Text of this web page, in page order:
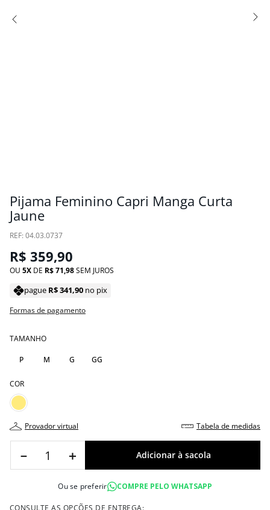
Pijama Feminino Capri Manga Curta
Jaune
: 04.03.0737
R$ 359,90
OU 5 DE R$71,98SEM JUROS
pague R$341,90 no pix
Formas de pagamento
TAMANHO
P M G GG
COR
provador virtual tabela de medidas
＋
－
Ou se preferir COMPRE PELO WHATSAPP